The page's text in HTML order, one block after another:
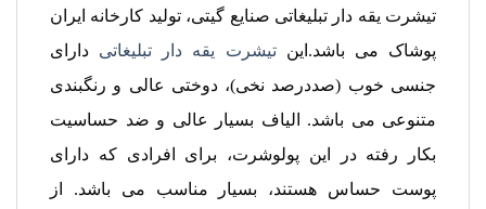
تیشرت یقه دار تبلیغاتی صنایع گیتی، تولید کارخانه ایران
پوشاک می باشد.اینتیشرت یقه دار تبلیغاتی دارای
جنسی خوب (صددرصد نخی)، دوختی عالی و رنگبندی
متنوعی می باشد. الیاف بسیار عالی و ضد حساسیت
بکار رفته در این پولوشرت، برای افرادی که دارای
پوست حساس هستند، بسیار مناسب می باشد. از